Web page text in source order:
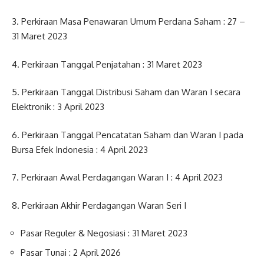
3. Perkiraan Masa Penawaran Umum Perdana Saham : 27 –
31 Maret 2023
4. Perkiraan Tanggal Penjatahan : 31 Maret 2023
5. Perkiraan Tanggal Distribusi Saham dan Waran I secara
Elektronik : 3 April 2023
6. Perkiraan Tanggal Pencatatan Saham dan Waran I pada
Bursa Efek Indonesia : 4 April 2023
7. Perkiraan Awal Perdagangan Waran I : 4 April 2023
8. Perkiraan Akhir Perdagangan Waran Seri I
Pasar Reguler & Negosiasi : 31 Maret 2023
Pasar Tunai : 2 April 2026